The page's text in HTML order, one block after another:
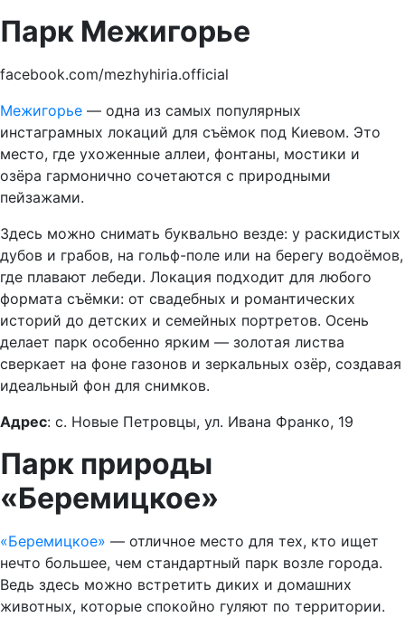
Парк Межигорье
facebook.com/mezhyhiria.official
Межигорье — одна из самых популярных
инстаграмных локаций для съёмок под Киевом. Это
место, где ухоженные аллеи, фонтаны, мостики и
озёра гармонично сочетаются с природными
пейзажами.
Здесь можно снимать буквально везде: у раскидистых
дубов и грабов, на гольф-поле или на берегу водоёмов,
где плавают лебеди. Локация подходит для любого
формата съёмки: от свадебных и романтических
историй до детских и семейных портретов. Осень
делает парк особенно ярким — золотая листва
сверкает на фоне газонов и зеркальных озёр, создавая
идеальный фон для снимков.
Адрес: с. Новые Петровцы, ул. Ивана Франко, 19
Парк природы
«Беремицкое»
«Беремицкое» — отличное место для тех, кто ищет
нечто большее, чем стандартный парк возле города.
Ведь здесь можно встретить диких и домашних
животных, которые спокойно гуляют по территории.